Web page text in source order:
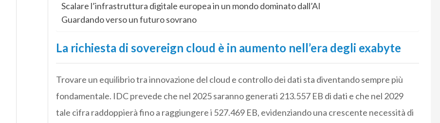
Scalare l’infrastruttura digitale europea in un mondo dominato dall’AI
Guardando verso un futuro sovrano
La richiesta di sovereign cloud è in aumento nell’era degli exabyte
Trovare un equilibrio tra innovazione del cloud e controllo dei dati sta diventando sempre più
fondamentale. IDC prevede che nel 2025 saranno generati 213.557 EB di dati e che nel 2029
tale cifra raddoppierà fino a raggiungere i 527.469 EB, evidenziando una crescente necessità di